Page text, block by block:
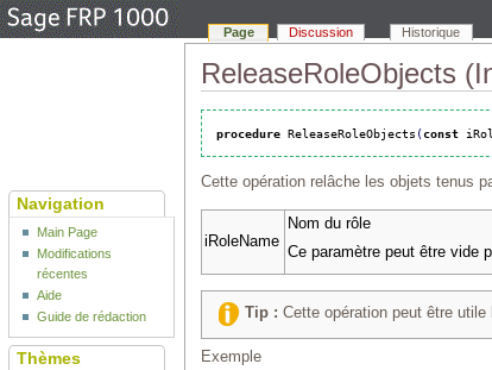
ReleaseRoleObjects
procedure ReleaseRoleObjects (const
Cette opération relâche les objets tenus
iRoleName
Nom du rôle
Ce paramètre peut être vide
Tip : Cette opération peut être
Exemple
Page Discussion Historique
Navigation
Main Page
Modifications
récentes
Aide
Guide de rédaction
Thèmes